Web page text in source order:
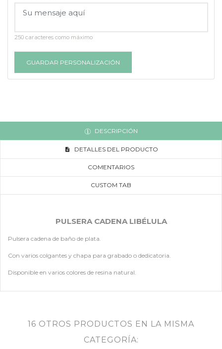
250 caracteres como máximo
GUARDAR PERSONALIZACIÓN
DESCRIPCIÓN
DETALLES DEL PRODUCTO
COMENTARIOS
CUSTOM TAB
PULSERA CADENA LIBÉLULA
Pulsera cadena de baño de plata.
Con varios colgantes y chapa para grabado o dedicatoria.
Disponible en varios colores de resina natural.
16 OTROS PRODUCTOS EN LA MISMA
CATEGORÍA: